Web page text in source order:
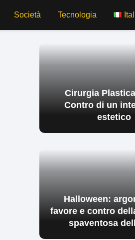
Società Tecnologia
Cirurgia
Contro di un
estetico
Halloween:
favore e contro
spaventosa